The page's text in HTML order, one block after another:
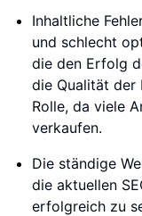
Inhaltliche
und schlecht
die den Erfolg
die Qualität der
Rolle, da viele
verkaufen.
Die ständige
die aktuellen
erfolgreich zu